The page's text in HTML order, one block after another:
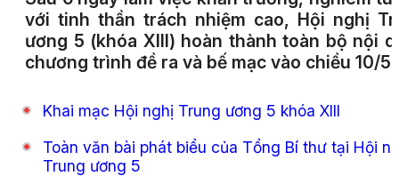
với tinh thần trách nhiệm cao, Hội nghị
ương 5 (khóa XIII) hoàn thành toàn bộ nội
chương trình đề ra và bế mạc vào chiều 10/5.
Khai mạc Hội nghị Trung ương 5 khóa XIII
Toàn văn bài phát biểu của Tổng Bí thư tại Hội
Trung ương 5